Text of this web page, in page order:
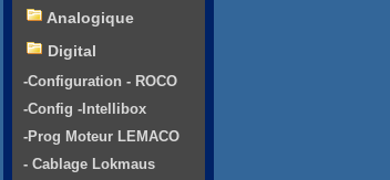
Analogique
Digital
-Configuration - ROCO
-Config -Intellibox
-Prog Moteur LEMACO
- Cablage Lokmaus